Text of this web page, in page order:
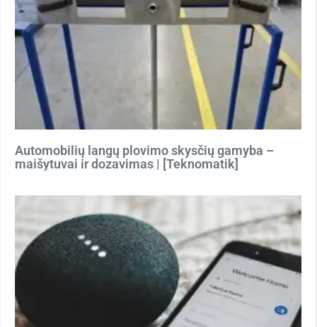
Automobilių langų plovimo skysčių gamyba –
maišytuvai ir dozavimas | [Teknomatik]